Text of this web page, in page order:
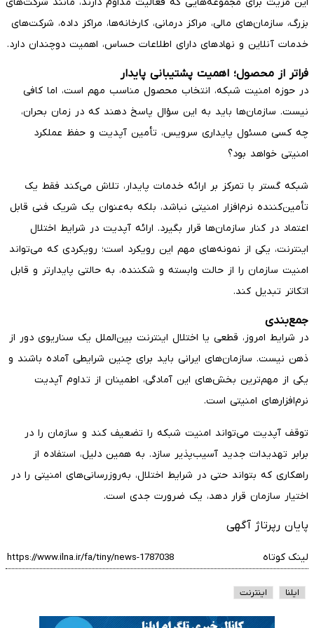
بزرگ، سازمان‌های مالی، مراکز درمانی، کارخانه‌ها، مراکز داده، شرکت‌های
خدمات آنلاین و نهادهای دارای اطلاعات حساس، اهمیت دوچندان دارد.
فراتر از محصول؛ اهمیت پشتیبانی پایدار
در حوزه امنیت شبکه، انتخاب محصول مناسب مهم است، اما کافی
نیست. سازمان‌ها باید به این سؤال پاسخ دهند که در زمان بحران،
چه کسی مسئول پایداری سرویس، تأمین آپدیت و حفظ عملکرد
امنیتی خواهد بود؟
شبکه گستر با تمرکز بر ارائه خدمات پایدار، تلاش می‌کند فقط یک
تأمین‌کننده نرم‌افزار امنیتی نباشد، بلکه به‌عنوان یک شریک فنی قابل
اعتماد در کنار سازمان‌ها قرار بگیرد. ارائه آپدیت در شرایط اختلال
اینترنت، یکی از نمونه‌های مهم این رویکرد است؛ رویکردی که می‌تواند
امنیت سازمان را از حالت وابسته و شکننده، به حالتی پایدارتر و قابل
اتکاتر تبدیل کند.
جمع‌بندی
در شرایط امروز، قطعی یا اختلال اینترنت بین‌الملل یک سناریوی دور از
ذهن نیست. سازمان‌های ایرانی باید برای چنین شرایطی آماده باشند و
یکی از مهم‌ترین بخش‌های این آمادگی، اطمینان از تداوم آپدیت
نرم‌افزارهای امنیتی است.
توقف آپدیت می‌تواند امنیت شبکه را تضعیف کند و سازمان را در
برابر تهدیدات جدید آسیب‌پذیر سازد. به همین دلیل، استفاده از
راهکاری که بتواند حتی در شرایط اختلال، به‌روزرسانی‌های امنیتی را در
اختیار سازمان قرار دهد، یک ضرورت جدی است.
پایان رپرتاژ آگهی
لینک کوتاه
ایلنا اینترنت